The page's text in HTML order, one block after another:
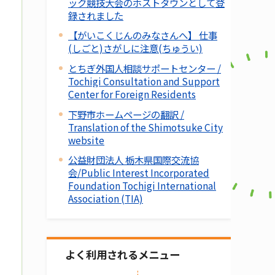
録されました
【がいこくじんのみなさんへ】 仕事
(しごと)さがしに注意(ちゅうい)
とちぎ外国人相談サポートセンター /
Tochigi Consultation and Support
Center for Foreign Residents
下野市ホームページの翻訳 /
Translation of the Shimotsuke City
website
公益財団法人 栃木県国際交流協
会/Public Interest Incorporated
Foundation Tochigi International
Association (TIA)
よく利用されるメニュー